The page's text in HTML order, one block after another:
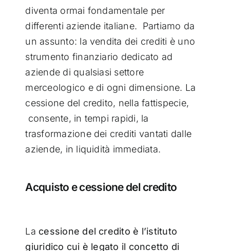
diventa ormai fondamentale per
differenti aziende italiane. Partiamo da
un assunto: la vendita dei crediti è uno
strumento finanziario dedicato ad
aziende di qualsiasi settore
merceologico e di ogni dimensione. La
cessione del credito, nella fattispecie,
consente, in tempi rapidi, la
trasformazione dei crediti vantati dalle
aziende, in liquidità immediata.
Acquisto e cessione del credito
La cessione del credito è l’istituto
giuridico cui è legato il concetto di